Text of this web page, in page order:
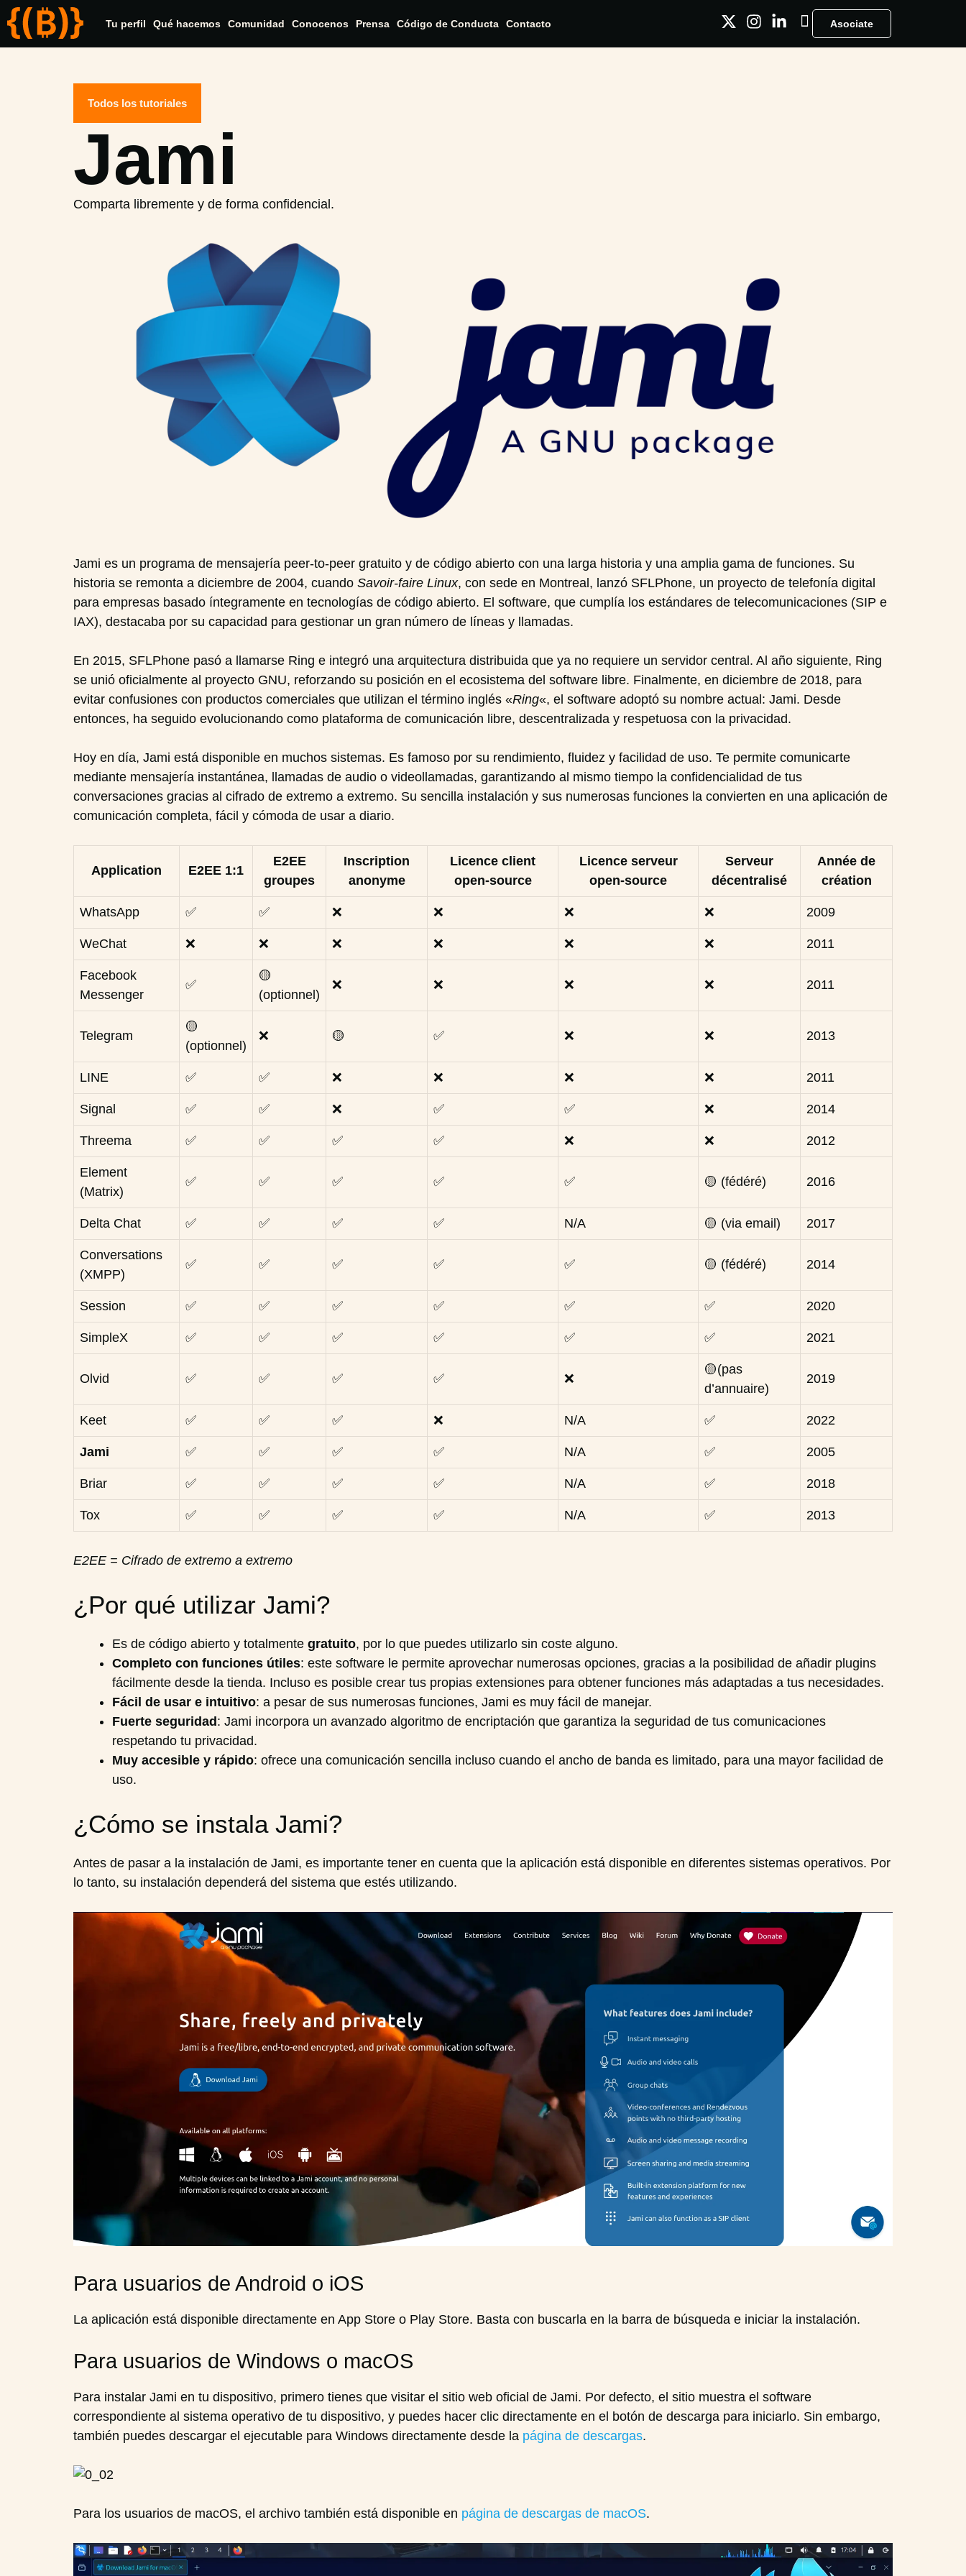
Tu perfil Qué hacemos Comunidad Conocenos Prensa Código de Conducta Contacto Asociate
Todos los tutoriales
Jami
Comparta libremente y de forma confidencial.
Jami es un programa de mensajería peer-to-peer gratuito y de código abierto con una larga historia y una amplia gama de funciones. Su
historia se remonta a diciembre de 2004, cuando Savoir-faire Linux, con sede en Montreal, lanzó SFLPhone, un proyecto de telefonía digital
para empresas basado íntegramente en tecnologías de código abierto. El software, que cumplía los estándares de telecomunicaciones (SIP e
IAX), destacaba por su capacidad para gestionar un gran número de líneas y llamadas.
En 2015, SFLPhone pasó a llamarse Ring e integró una arquitectura distribuida que ya no requiere un servidor central. Al año siguiente, Ring
se unió oficialmente al proyecto GNU, reforzando su posición en el ecosistema del software libre. Finalmente, en diciembre de 2018, para
evitar confusiones con productos comerciales que utilizan el término inglés «Ring«, el software adoptó su nombre actual: Jami. Desde
entonces, ha seguido evolucionando como plataforma de comunicación libre, descentralizada y respetuosa con la privacidad.
Hoy en día, Jami está disponible en muchos sistemas. Es famoso por su rendimiento, fluidez y facilidad de uso. Te permite comunicarte
mediante mensajería instantánea, llamadas de audio o videollamadas, garantizando al mismo tiempo la confidencialidad de tus
conversaciones gracias al cifrado de extremo a extremo. Su sencilla instalación y sus numerosas funciones la convierten en una aplicación de
comunicación completa, fácil y cómoda de usar a diario.
Application E2EE 1:1
E2EE
groupes
Inscription
anonyme
Licence client
open-source
Licence serveur
open-source
Serveur
décentralisé
Année de
création
WhatsApp ✅ ✅ ❌ ❌ ❌ ❌ 2009
WeChat ❌ ❌ ❌ ❌ ❌ ❌ 2011
Facebook
Messenger
✅
🟡
(optionnel)
❌ ❌ ❌ ❌ 2011
Telegram
🟡
(optionnel)
❌ 🟡 ✅ ❌ ❌ 2013
LINE ✅ ✅ ❌ ❌ ❌ ❌ 2011
Signal ✅ ✅ ❌ ✅ ✅ ❌ 2014
Threema ✅ ✅ ✅ ✅ ❌ ❌ 2012
Element
(Matrix)
✅ ✅ ✅ ✅ ✅ 🟡 (fédéré) 2016
Delta Chat ✅ ✅ ✅ ✅ N/A 🟡 (via email) 2017
Conversations
(XMPP)
✅ ✅ ✅ ✅ ✅ 🟡 (fédéré) 2014
Session ✅ ✅ ✅ ✅ ✅ ✅ 2020
SimpleX ✅ ✅ ✅ ✅ ✅ ✅ 2021
Olvid ✅ ✅ ✅ ✅ ❌
🟡(pas
d’annuaire)
2019
Keet ✅ ✅ ✅ ❌ N/A ✅ 2022
Jami ✅ ✅ ✅ ✅ N/A ✅ 2005
Briar ✅ ✅ ✅ ✅ N/A ✅ 2018
Tox ✅ ✅ ✅ ✅ N/A ✅ 2013
E2EE = Cifrado de extremo a extremo
¿Por qué utilizar Jami?
Es de código abierto y totalmente gratuito, por lo que puedes utilizarlo sin coste alguno.
Completo con funciones útiles: este software le permite aprovechar numerosas opciones, gracias a la posibilidad de añadir plugins
fácilmente desde la tienda. Incluso es posible crear tus propias extensiones para obtener funciones más adaptadas a tus necesidades.
Fácil de usar e intuitivo: a pesar de sus numerosas funciones, Jami es muy fácil de manejar.
Fuerte seguridad: Jami incorpora un avanzado algoritmo de encriptación que garantiza la seguridad de tus comunicaciones
respetando tu privacidad.
Muy accesible y rápido: ofrece una comunicación sencilla incluso cuando el ancho de banda es limitado, para una mayor facilidad de
uso.
¿Cómo se instala Jami?
Antes de pasar a la instalación de Jami, es importante tener en cuenta que la aplicación está disponible en diferentes sistemas operativos. Por
lo tanto, su instalación dependerá del sistema que estés utilizando.
Para usuarios de Android o iOS
La aplicación está disponible directamente en App Store o Play Store. Basta con buscarla en la barra de búsqueda e iniciar la instalación.
Para usuarios de Windows o macOS
Para instalar Jami en tu dispositivo, primero tienes que visitar el sitio web oficial de Jami. Por defecto, el sitio muestra el software
correspondiente al sistema operativo de tu dispositivo, y puedes hacer clic directamente en el botón de descarga para iniciarlo. Sin embargo,
también puedes descargar el ejecutable para Windows directamente desde la página de descargas.
Para los usuarios de macOS, el archivo también está disponible en página de descargas de macOS.